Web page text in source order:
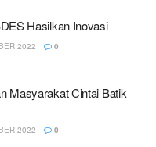
Hasilkan Inovasi
2022 0
Masyarakat Cintai Batik
2022 0